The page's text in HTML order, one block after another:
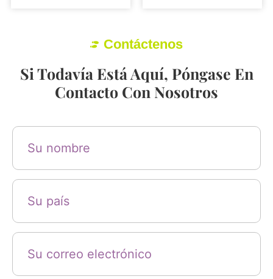
Contáctenos
Si Todavía Está Aquí, Póngase En
Contacto Con Nosotros